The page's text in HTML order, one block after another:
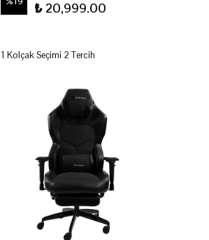
₺ 20,999.00
1 Kolçak Seçimi 2 Tercih